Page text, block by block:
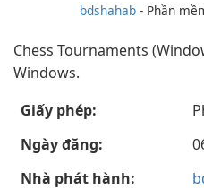
bdshahab - Phần
Chess Tournaments
Windows.
Giấy phép:
Ngày đăng:
Nhà phát hành: